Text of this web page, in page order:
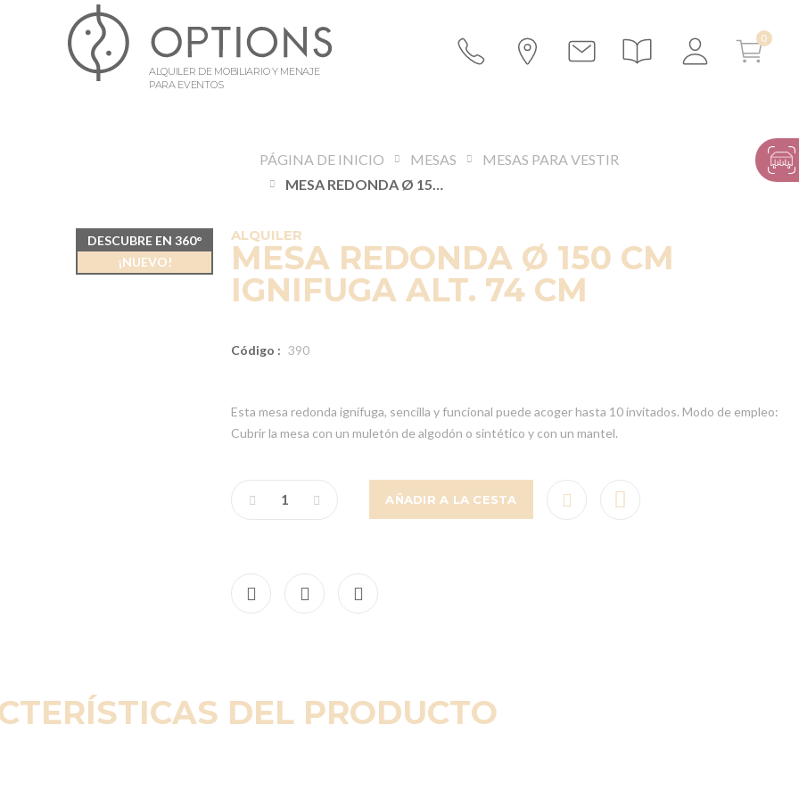
ALQUILER DE MOBILIARIO Y MENAJE
PARA EVENTOS
PÁGINA DE INICIO MESAS
MESAS PARA VESTIR
MESA REDONDA Ø 150 CM IGNIFUGA ALT. 74 CM
ALQUILER
MESA REDONDA Ø 150 CM
IGNIFUGA ALT. 74 CM
Código : 390
Esta mesa redonda ignífuga, sencilla y funcional puede acoger hasta 10 invitados. Modo de empleo:
Cubrir la mesa con un muletón de algodón o sintético y con un mantel.
AÑADIR A LA CESTA
DESCUBRE EN 360°
¡NUEVO!
DEL PRODUCTO